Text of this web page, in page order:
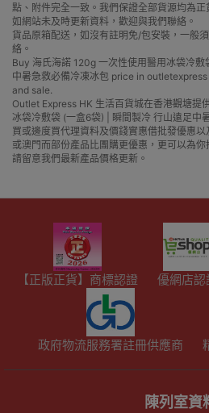
點、附件完全一致。我們保證全部貨源均為正
如網站未及時更新資料，歡迎與我們聯絡。
貨品原箱配送，如沒有註明免/包安裝，一般
絡。
Buy 海氏海諾 120g 一次性使用醫用冰袋冷
中暑急救必備冷凍冰包 price in
and sale.
Outlet Express HK 生活百貨城在香港觀塘提
冰袋冷敷袋 (一盒6袋) | 瞬間製冷 行山遠足中
買或邊度買代理資料及價錢實惠借批發優惠
或澳門而部份產品比團購更優惠，更可以為你
請留意我們最新產品價格更新。
【正版正貨】商標認證 優網店認
政府物流服務署註冊供應商
陳列室資